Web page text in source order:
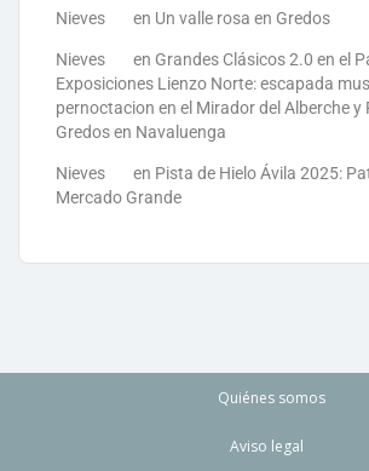
Nieves en Un valle rosa en Gredos
Nieves en Grandes Clásicos 2.0 en el
Exposiciones Lienzo Norte: escapada
pernoctacion en el Mirador del Alberche y
Gredos en Navaluenga
Nieves en Pista de Hielo Ávila 2025:
Mercado Grande
Quiénes somos
Aviso legal